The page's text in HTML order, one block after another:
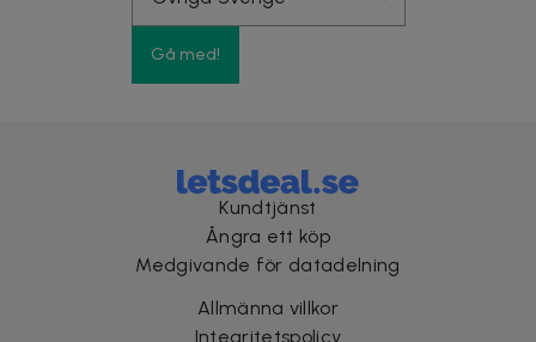
Gå med!
Kundtjänst
Ångra ett köp
Medgivande för datadelning
Allmänna villkor
Integritetspolicy